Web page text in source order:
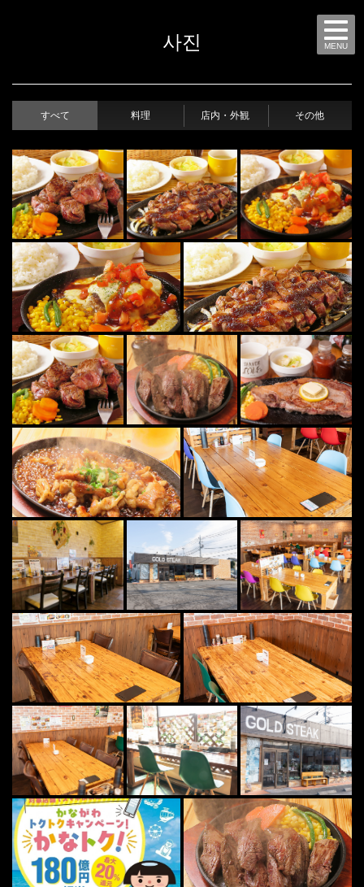
MENU
사진
すべて 料理 店内・外観 その他
この店舗情報をシェアする
사진 | GOLDSTEAK(ゴールドステーキ) 厚木店
神奈川県厚木市愛甲西３-18-11
https://goldsteak.owst.jp/gallery
お店情報をコピー